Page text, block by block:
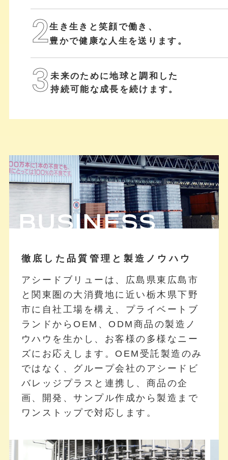
2生き生きと笑顔で働き、
豊かで健康な人生を送ります。
3未来のために地球と調和した
持続可能な成長を続けます。
BUSINESS
徹底した品質管理と製造ノウハウ
アシードブリューは、広島県東広島市
と関東圏の大消費地に近い栃木県下野
市に自社工場を構え、プライベートブ
ランドからOEM、ODM商品の製造ノ
ウハウを生かし、お客様の多様なニー
ズにお応えします。OEM受託製造のみ
ではなく、グループ会社のアシードビ
バレッジプラスと連携し、商品の企
画、開発、サンプル作成から製造まで
ワンストップで対応します。